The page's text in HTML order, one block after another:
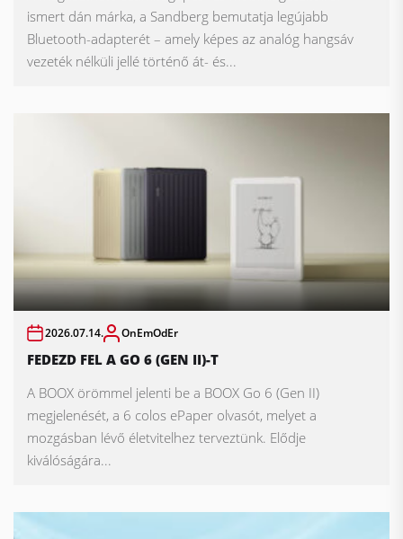
ismert dán márka, a Sandberg bemutatja legújabb
Bluetooth-adapterét – amely képes az analóg hangsáv
vezeték nélküli jellé történő át- és...
2026.07.14. OnEmOdEr
FEDEZD FEL A GO 6 (GEN II)-T
A BOOX örömmel jelenti be a BOOX Go 6 (Gen II)
megjelenését, a 6 colos ePaper olvasót, melyet a
mozgásban lévő életvitelhez terveztünk. Elődje
kiválóságára...